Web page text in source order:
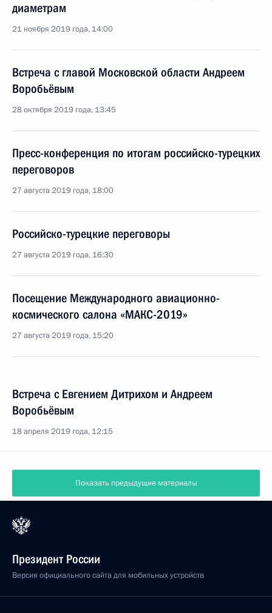
диаметрам
21 ноября 2019 года, 14:00
Встреча с главой Московской области Андреем
Воробьёвым
28 октября 2019 года, 13:45
Пресс-конференция по итогам российско-турецких
переговоров
27 августа 2019 года, 18:00
Российско-турецкие переговоры
27 августа 2019 года, 16:30
Посещение Международного авиационно-
космического салона «МАКС-2019»
27 августа 2019 года, 15:20
Встреча с Евгением Дитрихом и Андреем
Воробьёвым
18 апреля 2019 года, 12:15
Показать предыдущие материалы
Президент России
Версия официального сайта для мобильных устройств